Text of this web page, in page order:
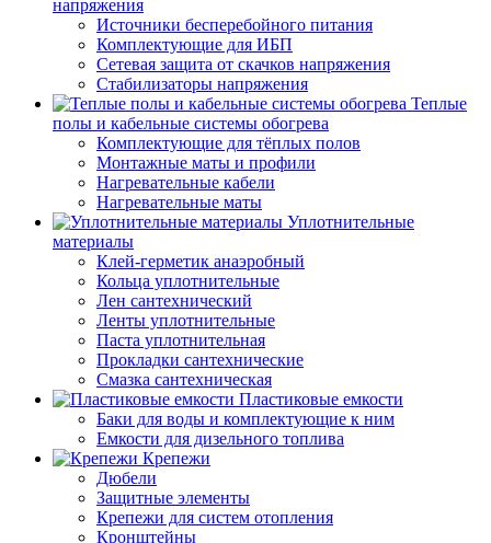
напряжения
Источники бесперебойного питания
Комплектующие для ИБП
Сетевая защита от скачков напряжения
Стабилизаторы напряжения
Теплые
полы и кабельные системы обогрева
Комплектующие для тёплых полов
Монтажные маты и профили
Нагревательные кабели
Нагревательные маты
Уплотнительные
материалы
Клей-герметик анаэробный
Кольца уплотнительные
Лен сантехнический
Ленты уплотнительные
Паста уплотнительная
Прокладки сантехнические
Смазка сантехническая
Пластиковые емкости
Баки для воды и комплектующие к ним
Емкости для дизельного топлива
Крепежи
Дюбели
Защитные элементы
Крепежи для систем отопления
Кронштейны